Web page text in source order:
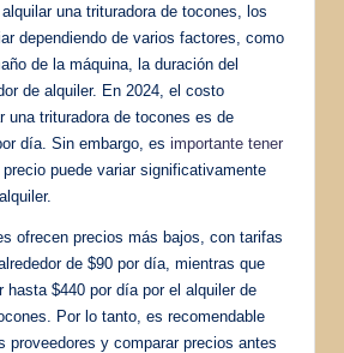
una trituradora de tocones, los
dependiendo de varios factores, como
de la máquina, la duración del
de alquiler. En 2024, el costo
una trituradora de tocones es de
día. Sin embargo, es importante tener
puede variar significativamente
ofrecen precios más bajos, con tarifas
de $90 por día, mientras que
hasta $440 por día por el alquiler de
Por lo tanto, es recomendable
proveedores y comparar precios antes